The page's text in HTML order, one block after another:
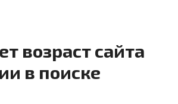
возраст сайта
в поиске